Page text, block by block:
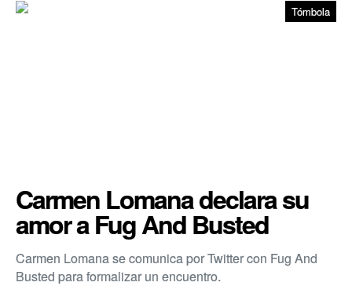
Tómbola
Carmen Lomana declara su
amor a Fug And Busted
Carmen Lomana se comunica por Twitter con Fug And
Busted para formalizar un encuentro.